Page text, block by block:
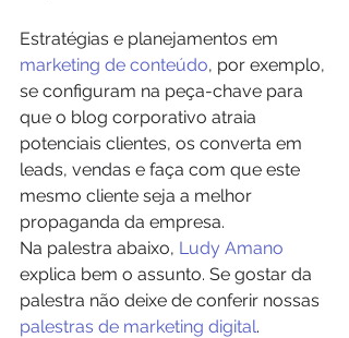
Estratégias e planejamentos em
marketing de conteúdo, por exemplo,
se configuram na peça-chave para
que o blog corporativo atraia
potenciais clientes, os converta em
leads, vendas e faça com que este
mesmo cliente seja a melhor
propaganda da empresa.
Na palestra abaixo, Ludy Amano
explica bem o assunto. Se gostar da
palestra não deixe de conferir nossas
palestras de marketing digital.